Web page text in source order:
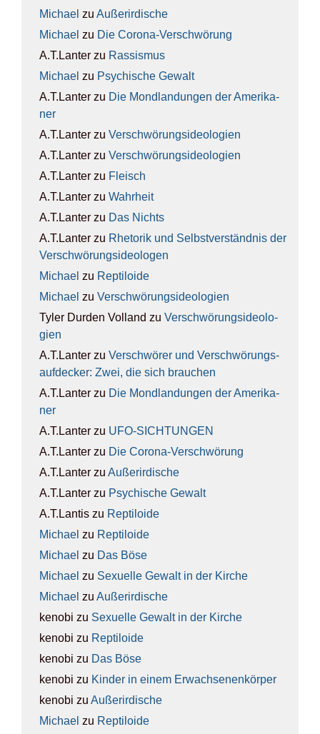
Michael zu Außer­ir­di­sche
Michael zu Die Coro­na-Ver­schwö­rung
A.T.Lanter zu Ras­sis­mus
Michael zu Psy­chi­sche Gewalt
A.T.Lanter zu Die Mond­lan­dun­gen der Ame­ri­ka­
ner
A.T.Lanter zu Ver­schwö­rungs­ideo­lo­gien
A.T.Lanter zu Ver­schwö­rungs­ideo­lo­gien
A.T.Lanter zu Fleisch
A.T.Lanter zu Wahr­heit
A.T.Lanter zu Das Nichts
A.T.Lanter zu Rhe­to­rik und Selbst­ver­ständ­nis der
Ver­schwö­rungs­ideo­lo­gen
Michael zu Rep­ti­lo­ide
Michael zu Ver­schwö­rungs­ideo­lo­gien
Tyler Durden Volland zu Ver­schwö­rungs­ideo­lo­
gien
A.T.Lanter zu Ver­schwö­rer und Ver­schwö­rungs­
auf­de­cker: Zwei, die sich brau­chen
A.T.Lanter zu Die Mond­lan­dun­gen der Ame­ri­ka­
ner
A.T.Lanter zu UFO-SICH­TUN­GEN
A.T.Lanter zu Die Coro­na-Ver­schwö­rung
A.T.Lanter zu Außer­ir­di­sche
A.T.Lanter zu Psy­chi­sche Gewalt
A.T.Lantis zu Rep­ti­lo­ide
Michael zu Rep­ti­lo­ide
Michael zu Das Böse
Michael zu Sexu­el­le Gewalt in der Kir­che
Michael zu Außer­ir­di­sche
kenobi zu Sexu­el­le Gewalt in der Kir­che
kenobi zu Rep­ti­lo­ide
kenobi zu Das Böse
kenobi zu Kin­der in einem Erwach­se­nen­kör­per
kenobi zu Außer­ir­di­sche
Michael zu Rep­ti­lo­ide